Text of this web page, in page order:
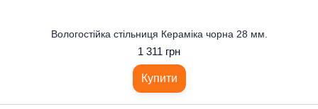
Вологостійка стільниця Кераміка чорна 28 мм.
1 311 грн
Купити